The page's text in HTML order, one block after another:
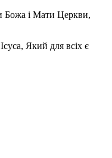
Божа і Мати Церкви,
Який для всіх є